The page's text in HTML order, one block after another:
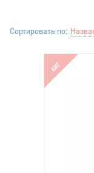
Сортировать по:
ХИТ